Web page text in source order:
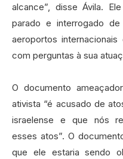
alcance”, disse Ávila.
parado e interrogado
aeroportos
com perguntas à sua
O documento
ativista “é acusado de
israelense e que nós
esses atos”. O
que ele estaria sendo